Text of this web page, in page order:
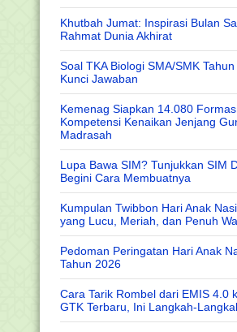
Khutbah Jumat: Inspirasi Bulan
Rahmat Dunia Akhirat
Soal TKA Biologi SMA/SMK
Kunci Jawaban
Kemenag Siapkan 14.080
Kompetensi Kenaikan Jenjang
Madrasah
Lupa Bawa SIM? Tunjukkan SIM
Begini Cara Membuatnya
Kumpulan Twibbon Hari Anak
yang Lucu, Meriah, dan Penuh
Pedoman Peringatan Hari Anak
Tahun 2026
Cara Tarik Rombel dari EMIS 4.0
GTK Terbaru, Ini Langkah-